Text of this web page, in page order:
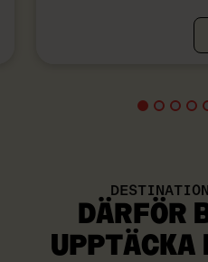
DÄRFÖR